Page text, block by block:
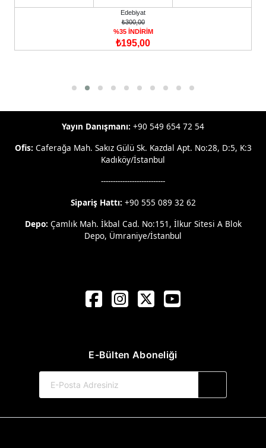
Edebiyat
₺300,00
%35 İNDİRİM
₺195,00
Yayın Danışmanı: +90 549 654 72 54
Ofis: Caferağa Mah. Sakız Gülü Sk. Kazdal Apt. No:28, D:5, K:3
Kadıköy/İstanbul
---------------------------
Sipariş Hattı: +90 555 089 32 62
Depo: Çamlık Mah. İkbal Cad. No:151, İlkur Sitesi A Blok
Depo, Ümraniye/İstanbul
E-Bülten Aboneliği